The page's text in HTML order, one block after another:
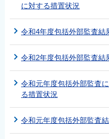
に対する措置状況
令和4年度包括外部監査結
令和2年度包括外部監査結
令和元年度包括外部監査
る措置状況
令和元年度包括外部監査